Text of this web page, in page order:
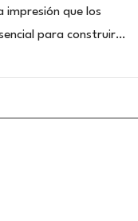
que los
para construir…